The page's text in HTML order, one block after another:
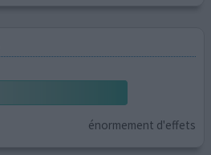
énormement d'effets